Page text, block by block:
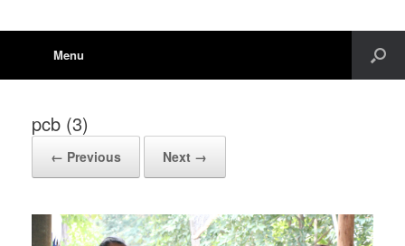
Menu
pcb (3)
← Previous Next →